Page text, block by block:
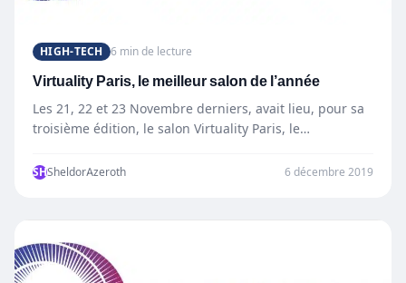
HIGH-TECH 6 min de lecture
Virtuality Paris, le meilleur salon de l’année
Les 21, 22 et 23 Novembre derniers, avait lieu, pour sa
troisième édition, le salon Virtuality Paris, le…
SHSheldorAzeroth 6 décembre 2019